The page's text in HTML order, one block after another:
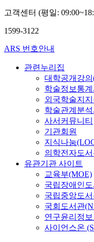
고객센터 (평일:
1599-3122
ARS 번호안내
관련누리집
대학공개강
학술정보통
외국학술지
학술관계분
사서커뮤니티
기관회원
지식나눔
의학전자도
유관기관 사이트
교육부(MOE)
국립장애인
국립중앙도
국회도서관
연구윤리정
사이언스온